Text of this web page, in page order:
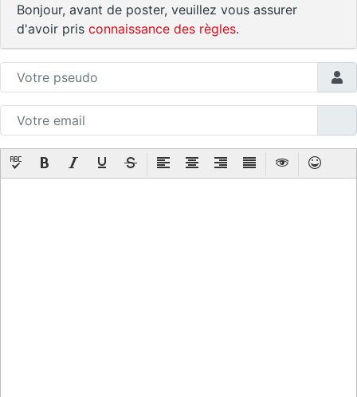
Bonjour, avant de poster, veuillez vous assurer
d'avoir pris connaissance des règles.